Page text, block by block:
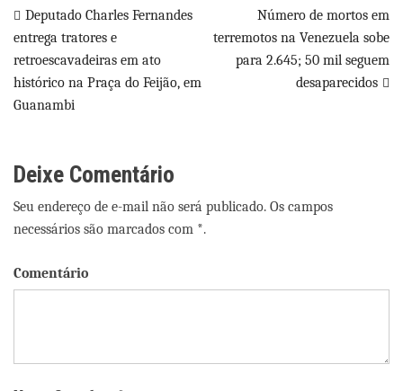
Navegação
de
Post
Deputado Charles Fernandes
entrega tratores e
retroescavadeiras em ato
histórico na Praça do Feijão, em
Guanambi
Número de mortos em
terremotos na Venezuela sobe
para 2.645; 50 mil seguem
desaparecidos
Deixe Comentário
Seu endereço de e-mail não será publicado. Os campos
necessários são marcados com *.
Comentário